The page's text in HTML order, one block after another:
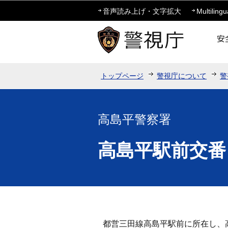
音声読み上げ・文字拡大
トップページ 警視庁について
高島平警察署
高島平駅前交番
都営三田線高島平駅前に所在し